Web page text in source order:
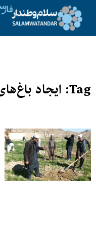
Tag: ایجاد باغ‌های تجارتی